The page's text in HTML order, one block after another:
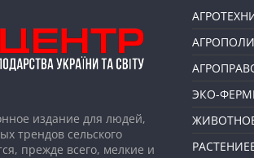
издание для людей,
трендов сельского
прежде всего, мелкие и
ЭКО-